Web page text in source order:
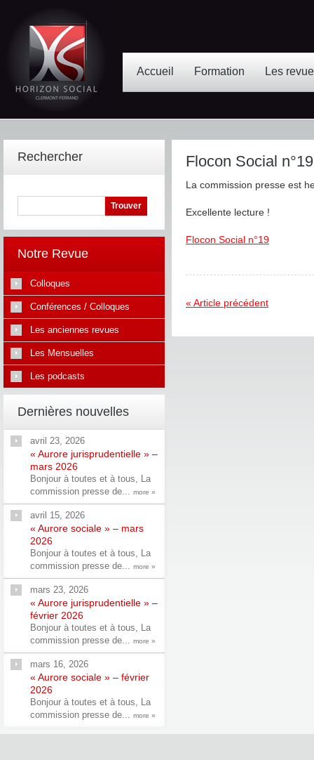
Accueil Formation Les
Flocon Social n°19
La commission presse est
Excellente lecture !
Flocon Social n°19
« Article précédent
Rechercher
Notre Revue
Colloques
Conférences / Colloques
Les anciennes revues
Les Mensuelles
Les podcasts
Dernières nouvelles
avril 23, 2026
« Aurore jurisprudentielle » –
mars 2026
Bonjour à toutes et à tous, La
commission presse de... more »
avril 15, 2026
« Aurore sociale » – mars
2026
Bonjour à toutes et à tous, La
commission presse de... more »
mars 23, 2026
« Aurore jurisprudentielle » –
février 2026
Bonjour à toutes et à tous, La
commission presse de... more »
mars 16, 2026
« Aurore sociale » – février
2026
Bonjour à toutes et à tous, La
commission presse de... more »